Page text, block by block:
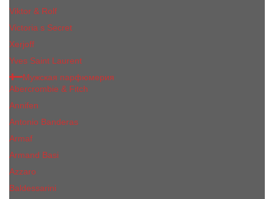
Viktor & Rolf
Victoria s Secret
Xerjoff
Yves Saint Laurent
Мужская парфюмерия
Abercrombie & Fitch
Annifen
Antonio Banderas
Armaf
Armand Basi
Azzaro
Baldessarini